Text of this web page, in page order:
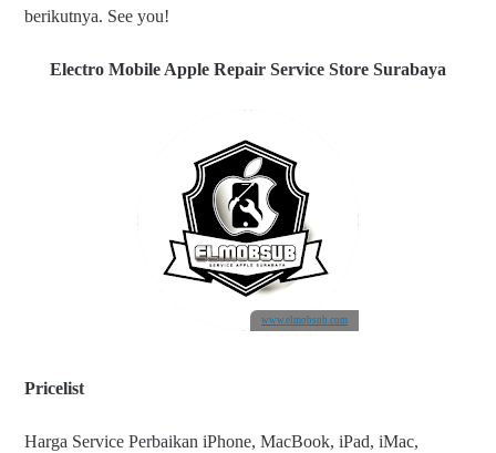
berikutnya. See you!
Electro Mobile Apple Repair Service Store Surabaya
www.elmobsub.com
Pricelist
Harga Service Perbaikan iPhone, MacBook, iPad, iMac,